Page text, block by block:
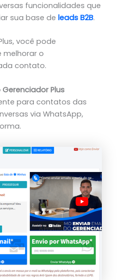
funcionalidades que
sua base de leads B2B.
você pode
melhorar o
contato.
Plus
para contatos das
via WhatsApp,